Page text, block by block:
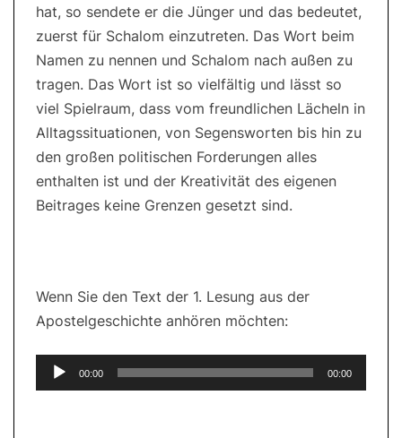
hat, so sendete er die Jünger und das bedeutet,
zuerst für Schalom einzutreten. Das Wort beim
Namen zu nennen und Schalom nach außen zu
tragen. Das Wort ist so vielfältig und lässt so
viel Spielraum, dass vom freundlichen Lächeln in
Alltagssituationen, von Segensworten bis hin zu
den großen politischen Forderungen alles
enthalten ist und der Kreativität des eigenen
Beitrages keine Grenzen gesetzt sind.
Wenn Sie den Text der 1. Lesung aus der
Apostelgeschichte anhören möchten:
Audio-
Player
00:00 00:00